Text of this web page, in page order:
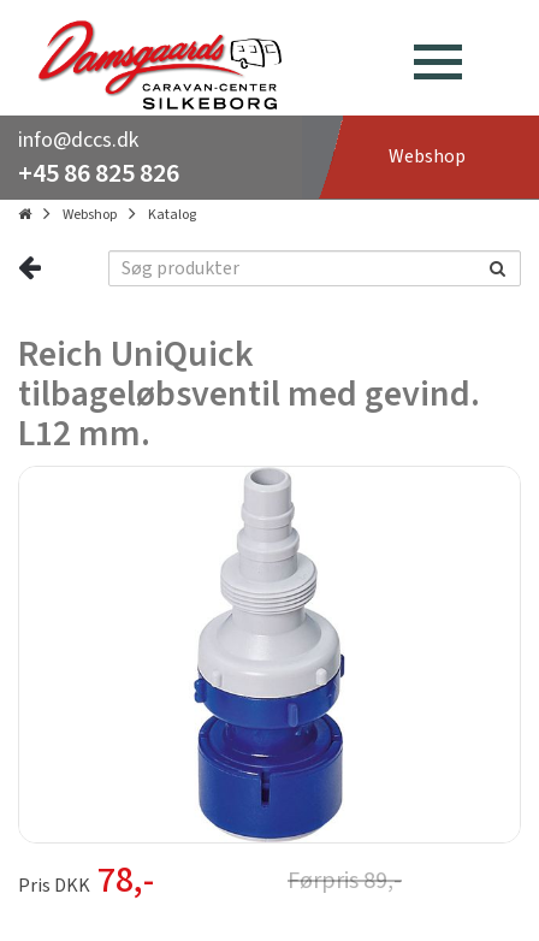
info@dccs.dk
+45 86 825 826 Webshop
Webshop Katalog
Reich UniQuick
tilbageløbsventil med gevind.
L12 mm.
Pris DKK 78,- Førpris89,-